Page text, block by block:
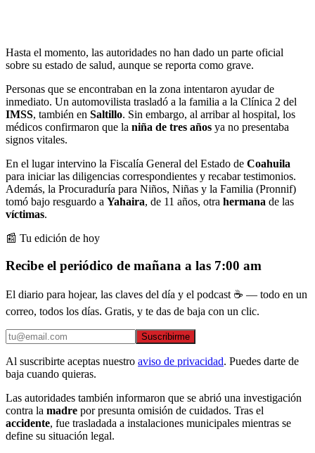
Hasta el momento, las autoridades no han dado un parte oficial
sobre su estado de salud, aunque se reporta como grave.
Personas que se encontraban en la zona intentaron ayudar de
inmediato. Un automovilista trasladó a la familia a la Clínica 2 del
IMSS, también en Saltillo. Sin embargo, al arribar al hospital, los
médicos confirmaron que la niña de tres años ya no presentaba
signos vitales.
En el lugar intervino la Fiscalía General del Estado de Coahuila
para iniciar las diligencias correspondientes y recabar testimonios.
Además, la Procuraduría para Niños, Niñas y la Familia (Pronnif)
tomó bajo resguardo a Yahaira, de 11 años, otra hermana de las
víctimas.
📰 Tu edición de hoy
Recibe el periódico de mañana a las 7:00 am
El diario para hojear, las claves del día y el podcast ☕ — todo en un
correo, todos los días. Gratis, y te das de baja con un clic.
Suscribirme
Al suscribirte aceptas nuestro aviso de privacidad. Puedes darte de
baja cuando quieras.
Las autoridades también informaron que se abrió una investigación
contra la madre por presunta omisión de cuidados. Tras el
accidente, fue trasladada a instalaciones municipales mientras se
define su situación legal.